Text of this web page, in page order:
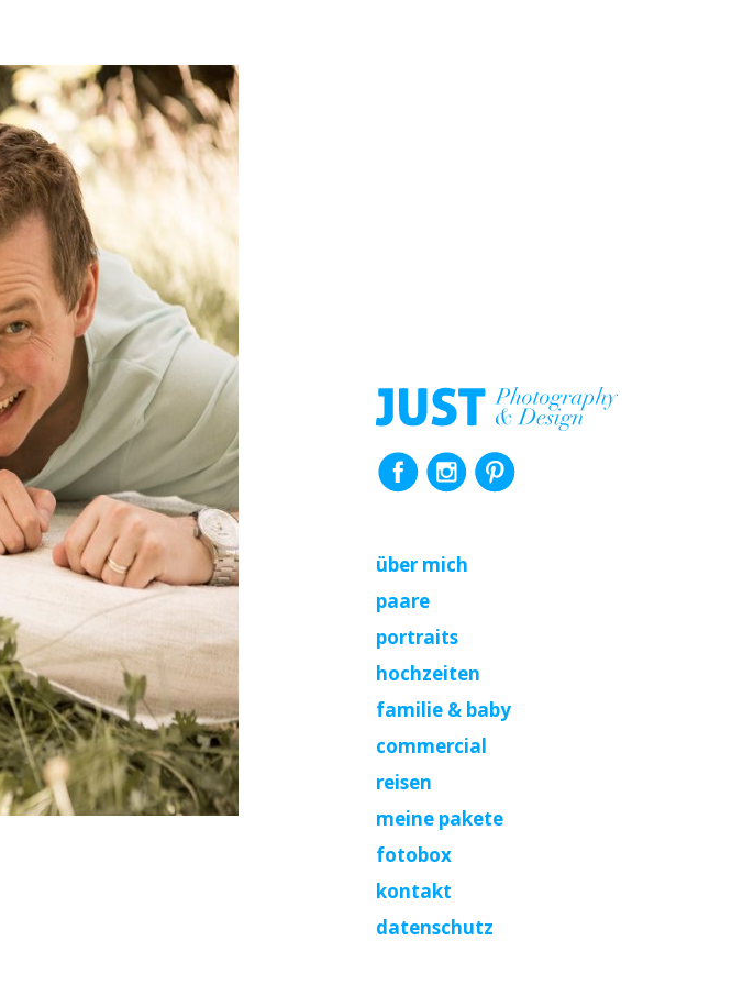
über mich
paare
portraits
hochzeiten
familie & baby
commercial
reisen
meine pakete
fotobox
kontakt
datenschutz